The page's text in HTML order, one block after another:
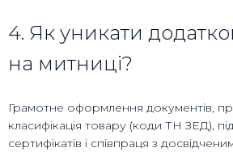
4. Як уникати
на митниці?
Грамотне оформлення документів,
класифікація товару (коди ТН ЗЕД),
сертифікатів і співпраця з